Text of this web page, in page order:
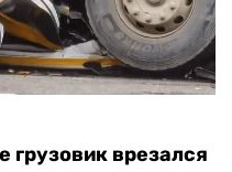
грузовик врезался